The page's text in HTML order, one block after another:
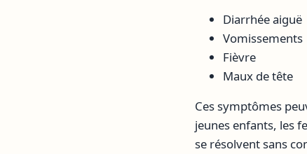
Diarrhée aiguë
Vomissements
Fièvre
Maux de tête
Ces symptômes
jeunes enfants, les
se résolvent sans